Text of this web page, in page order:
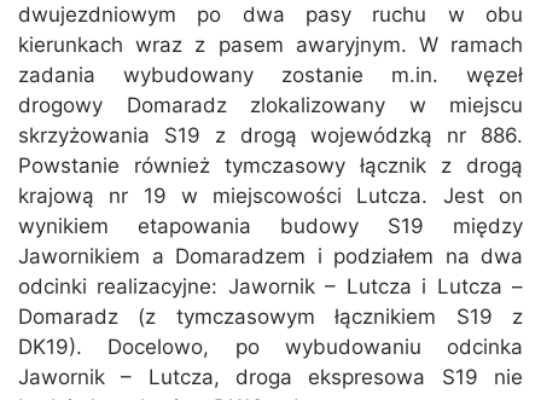
dwujezdniowym po dwa pasy ruchu w obu
kierunkach wraz z pasem awaryjnym. W ramach
zadania wybudowany zostanie m.in. węzeł
drogowy Domaradz zlokalizowany w miejscu
skrzyżowania S19 z drogą wojewódzką nr 886.
Powstanie również tymczasowy łącznik z drogą
krajową nr 19 w miejscowości Lutcza. Jest on
wynikiem etapowania budowy S19 między
Jawornikiem a Domaradzem i podziałem na dwa
odcinki realizacyjne: Jawornik – Lutcza i Lutcza –
Domaradz (z tymczasowym łącznikiem S19 z
DK19). Docelowo, po wybudowaniu odcinka
Jawornik – Lutcza, droga ekspresowa S19 nie